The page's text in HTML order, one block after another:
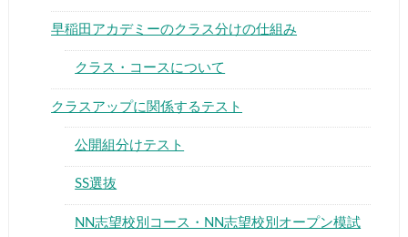
早稲田アカデミーのクラス分けの仕組み
クラス・コースについて
クラスアップに関係するテスト
公開組分けテスト
SS選抜
NN志望校別コース・NN志望校別オープン模試